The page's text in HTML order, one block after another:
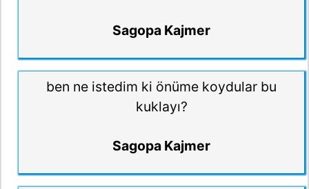
Sagopa Kajmer
ben ne istedim ki önüme koydular bu
kuklayı?
Sagopa Kajmer